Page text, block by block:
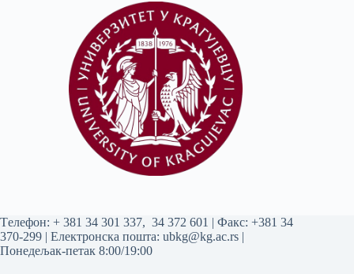
Tелефон: + 381 34 301 337, 34 372 601 | Факс: +381 34
370-299 | Електронска пошта: ubkg@kg.ac.rs |
Понедељак-петак 8:00/19:00